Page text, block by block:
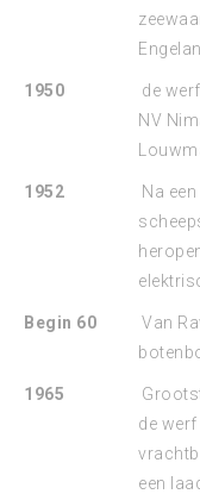
1950
de
NV
1952
Na
Begin 60
Van
1965
de
een